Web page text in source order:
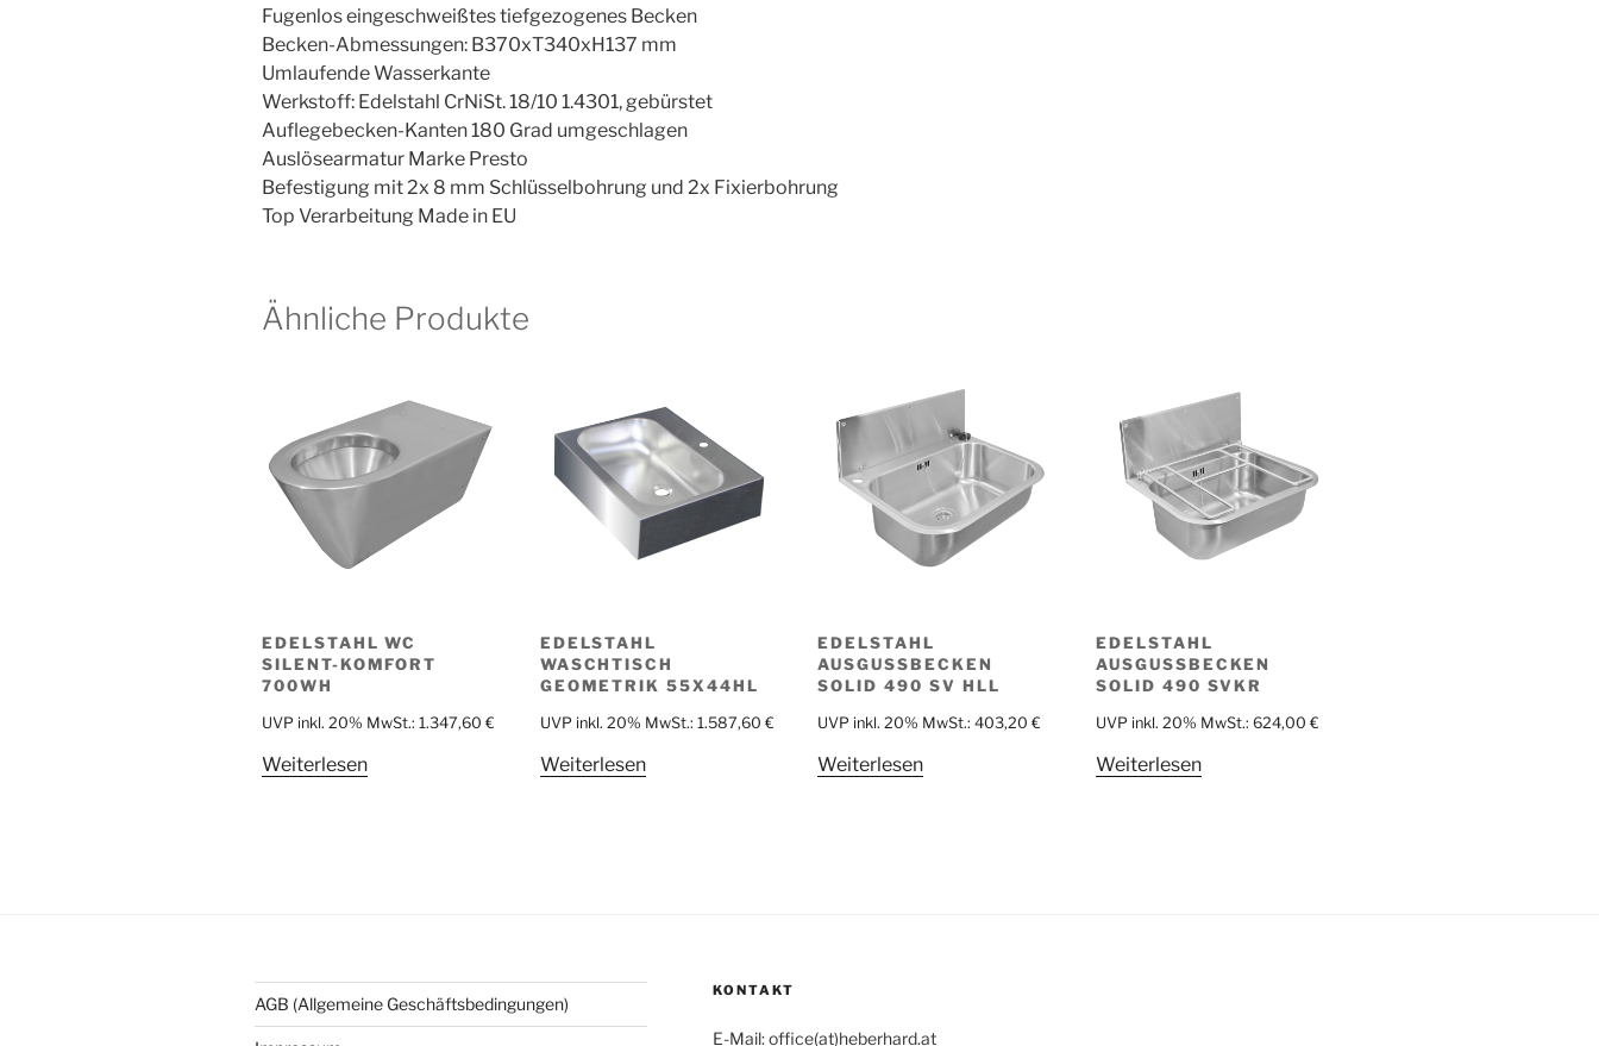
Fugenlos eingeschweißtes tiefgezogenes Becken
Becken-Abmessungen: B370xT340xH137 mm
Umlaufende Wasserkante
Werkstoff: Edelstahl CrNiSt. 18/10 1.4301, gebürstet
Auflegebecken-Kanten 180 Grad umgeschlagen
Auslösearmatur Marke Presto
Befestigung mit 2x 8 mm Schlüsselbohrung und 2x Fixierbohrung
Top Verarbeitung Made in EU
Ähnliche Produkte
EDELSTAHL WC
SILENT-KOMFORT
700WH
UVP inkl. 20% MwSt.: 1.347,60 €
Weiterlesen
EDELSTAHL
WASCHTISCH
GEOMETRIK 55X44HL
UVP inkl. 20% MwSt.: 1.587,60 €
Weiterlesen
EDELSTAHL
AUSGUSSBECKEN
SOLID 490 SV HLL
UVP inkl. 20% MwSt.:403,20€
Weiterlesen
EDELSTAHL
AUSGUSSBECKEN
SOLID 490 SVKR
UVP inkl. 20% MwSt.:624,00€
Weiterlesen
AGB (Allgemeine Geschäftsbedingungen)
KONTAKT
E-Mail: office(at)heberhard.at